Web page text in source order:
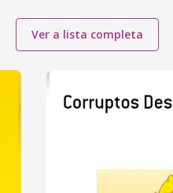
Ver a lista completa